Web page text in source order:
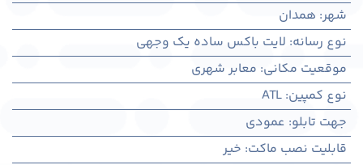
شهر: همدان
نوع رسانه: لایت باکس ساده یک وجهی
موقعیت مکانی: معابر شهری
نوع کمپین:
ATL
جهت تابلو: عمودی
قابلیت نصب ماکت: خیر